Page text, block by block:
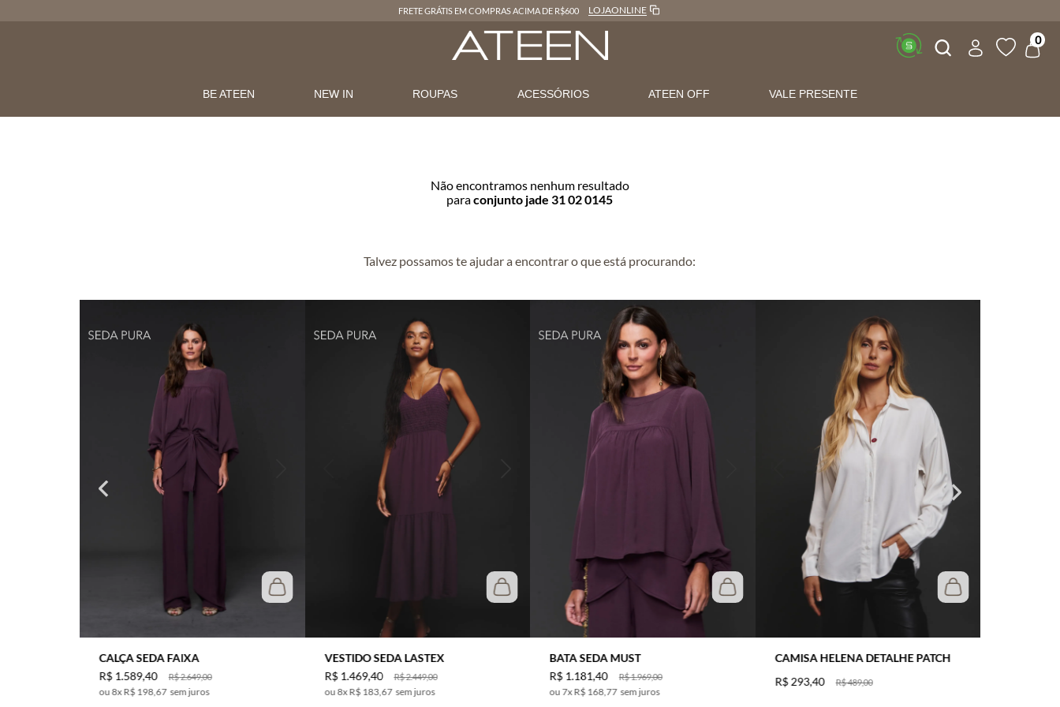
FRETE GRÁTIS EM COMPRAS ACIMA DE R$600 LOJAONLINE
Buscar 0
BE ATEEN NEW IN ROUPAS ACESSÓRIOS ATEEN OFF VALE PRESENTE
Não encontramos nenhum resultado
paraconjunto jade 31 02 0145
Talvez possamos te ajudar a encontrar o que está procurando:
CALÇA SEDA FAIXA
R$2.649,00
R$1.589,40
8xR$ 198,67 sem juros
VESTIDO SEDA LASTEX
R$2.449,00
R$ 1.469,40
8xR$ 183,67 sem juros
BATA SEDA MUST
R$1.969,00
R$1.181,40
7xR$ 168,77 sem juros
CAMISA HELENA DETALHE PATCH
R$489,00
R$ 293,40